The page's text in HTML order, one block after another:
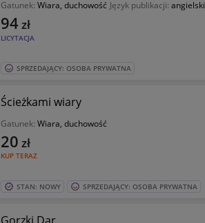
Gatunek: Wiara, duchowość Język publikacji: angielski
LICYTACJA
94 zł
SPRZEDAJĄCY: OSOBA PRYWATNA
Ścieżkami wiary
Gatunek: Wiara, duchowość
KUP TERAZ
20 zł
STAN: NOWY SPRZEDAJĄCY: OSOBA PRYWATNA